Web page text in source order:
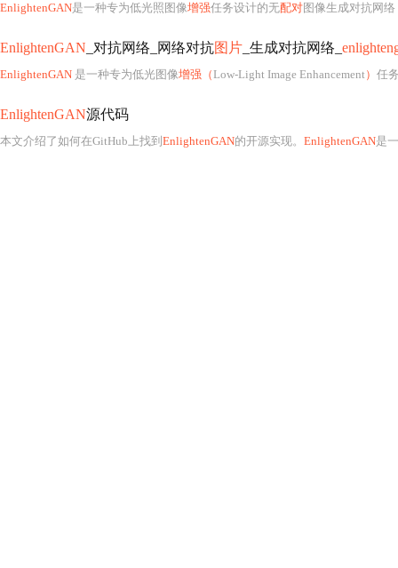
EnlightenGAN是一种专为低光照图像增强任务设计的无配对图像生成对抗网络
EnlightenGAN _对抗网络_网络对抗图片 _生成对抗网络_
EnlightenGAN 是一种专为低光图像增强（Low-Light Image Enhancement） 任
EnlightenGAN源代码
本文介绍了如何在GitHub上找到 EnlightenGAN的开源实现。 EnlightenGAN是